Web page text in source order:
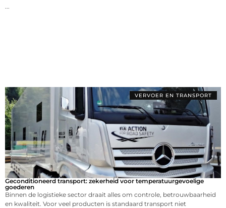
...
VERVOER EN TRANSPORT
Geconditioneerd transport: zekerheid voor temperatuurgevoelige
goederen
Binnen de logistieke sector draait alles om controle, betrouwbaarheid
en kwaliteit. Voor veel producten is standaard transport niet